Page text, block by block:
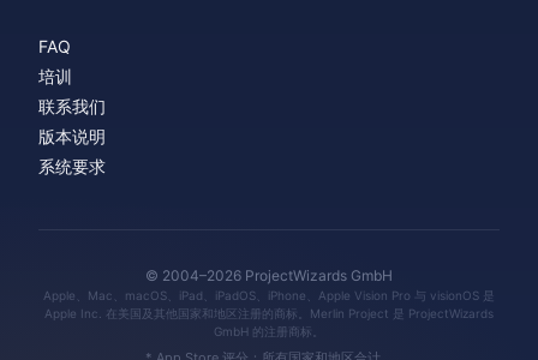
FAQ
培训
联系我们
版本说明
系统要求
© 2004–2026 ProjectWizards GmbH
Apple、Mac、macOS、iPad、iPadOS、iPhone、Apple Vision Pro 与 visionOS 是
Apple Inc. 在美国及其他国家和地区注册的商标。Merlin Project 是 ProjectWizards
GmbH 的注册商标。